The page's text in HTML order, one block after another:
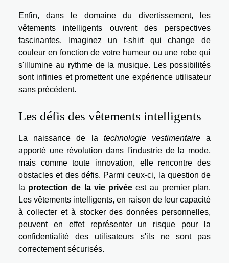
Enfin, dans le domaine du divertissement, les
vêtements intelligents ouvrent des perspectives
fascinantes. Imaginez un t-shirt qui change de
couleur en fonction de votre humeur ou une robe qui
s'illumine au rythme de la musique. Les possibilités
sont infinies et promettent une expérience utilisateur
sans précédent.
Les défis des vêtements intelligents
La naissance de la technologie vestimentairea
apporté une révolution dans l'industrie de la mode,
mais comme toute innovation, elle rencontre des
obstacles et des défis. Parmi ceux-ci, la question de
la protection de la vie privée est au premier plan.
Les vêtements intelligents, en raison de leur capacité
à collecter et à stocker des données personnelles,
peuvent en effet représenter un risque pour la
confidentialité des utilisateurs s'ils ne sont pas
correctement sécurisés.